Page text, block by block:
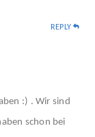
REPLY
:) . Wir sind
schon bei